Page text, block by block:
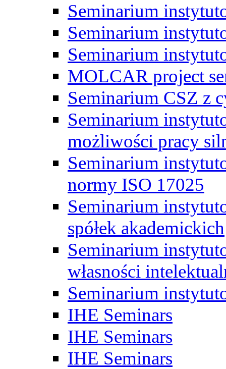
Seminarium
Seminarium
Seminarium
MOLCAR project
Seminarium CSZ z
Seminarium
możliwości pracy
Seminarium
normy ISO 17025
Seminarium
spółek akademickich
Seminarium
własności
Seminarium
IHE Seminars
IHE Seminars
IHE Seminars